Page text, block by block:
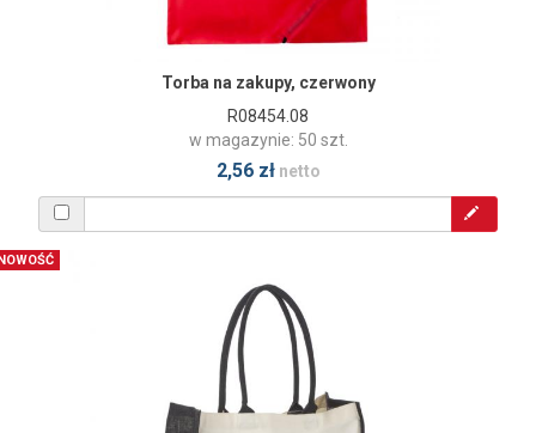
Torba na zakupy, czerwony
R08454.08
w magazynie: 50 szt.
2,56 złnetto